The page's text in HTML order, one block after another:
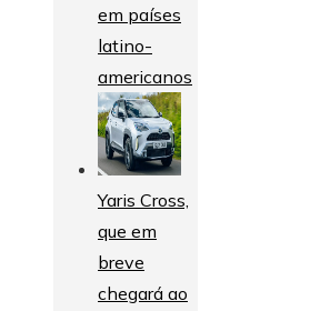
em países
latino-
americanos
Yaris Cross,
que em
breve
chegará ao